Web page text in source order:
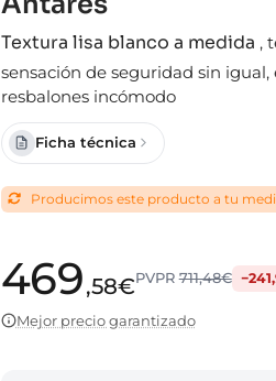
Textura lisa blanco a medida ,
sensación de seguridad sin igual,
resbalones incómodo
Ficha técnica
Producimos este producto a tu
469,58€PVPR711,48€
Mejor precio garantizado